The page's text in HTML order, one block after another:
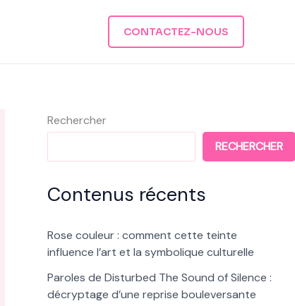
CONTACTEZ-NOUS
Rechercher
RECHERCHER
Contenus récents
Rose couleur : comment cette teinte
influence l’art et la symbolique culturelle
Paroles de Disturbed The Sound of Silence :
décryptage d’une reprise bouleversante